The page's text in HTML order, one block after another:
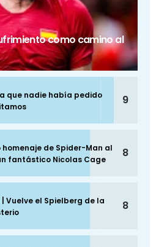
como camino al
que nadie había pedido
9
de Spider-Man al
fantástico Nicolas Cage
8
Vuelve el Spielberg de la
8